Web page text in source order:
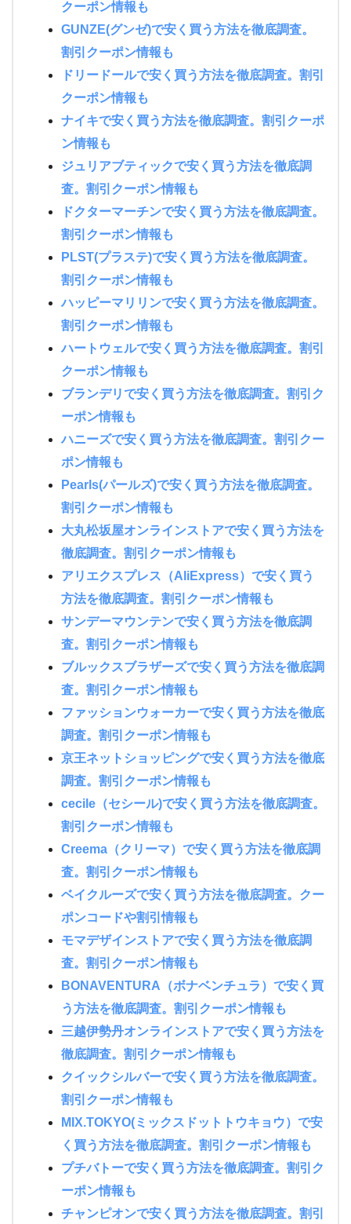
クーポン情報も
GUNZE(グンゼ)で安く買う方法を徹底調査。
割引クーポン情報も
ドリードールで安く買う方法を徹底調査。割引
クーポン情報も
ナイキで安く買う方法を徹底調査。割引クーポ
ン情報も
ジュリアブティックで安く買う方法を徹底調
査。割引クーポン情報も
ドクターマーチンで安く買う方法を徹底調査。
割引クーポン情報も
PLST(プラステ)で安く買う方法を徹底調査。
割引クーポン情報も
ハッピーマリリンで安く買う方法を徹底調査。
割引クーポン情報も
ハートウェルで安く買う方法を徹底調査。割引
クーポン情報も
ブランデリで安く買う方法を徹底調査。割引ク
ーポン情報も
ハニーズで安く買う方法を徹底調査。割引クー
ポン情報も
Pearls(パールズ)で安く買う方法を徹底調査。
割引クーポン情報も
大丸松坂屋オンラインストアで安く買う方法を
徹底調査。割引クーポン情報も
アリエクスプレス（AliExpress）で安く買う
方法を徹底調査。割引クーポン情報も
サンデーマウンテンで安く買う方法を徹底調
査。割引クーポン情報も
ブルックスブラザーズで安く買う方法を徹底調
査。割引クーポン情報も
ファッションウォーカーで安く買う方法を徹底
調査。割引クーポン情報も
京王ネットショッピングで安く買う方法を徹底
調査。割引クーポン情報も
cecile（セシール)で安く買う方法を徹底調査。
割引クーポン情報も
Creema（クリーマ）で安く買う方法を徹底調
査。割引クーポン情報も
ベイクルーズで安く買う方法を徹底調査。クー
ポンコードや割引情報も
モマデザインストアで安く買う方法を徹底調
査。割引クーポン情報も
BONAVENTURA（ボナベンチュラ）で安く買
う方法を徹底調査。割引クーポン情報も
三越伊勢丹オンラインストアで安く買う方法を
徹底調査。割引クーポン情報も
クイックシルバーで安く買う方法を徹底調査。
割引クーポン情報も
MIX.TOKYO(ミックスドットトウキョウ）で安
く買う方法を徹底調査。割引クーポン情報も
プチバトーで安く買う方法を徹底調査。割引ク
ーポン情報も
チャンピオンで安く買う方法を徹底調査。割引